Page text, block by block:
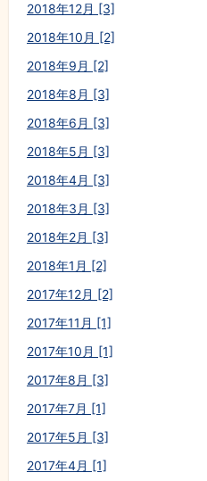
2018年12月 [3]
2018年10月 [2]
2018年9月 [2]
2018年8月 [3]
2018年6月 [3]
2018年5月 [3]
2018年4月 [3]
2018年3月 [3]
2018年2月 [3]
2018年1月 [2]
2017年12月 [2]
2017年11月 [1]
2017年10月 [1]
2017年8月 [3]
2017年7月 [1]
2017年5月 [3]
2017年4月 [1]